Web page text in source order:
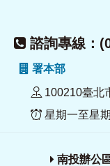
諮詢專線：
署本部
100210臺北
星期一至星
南投辦公